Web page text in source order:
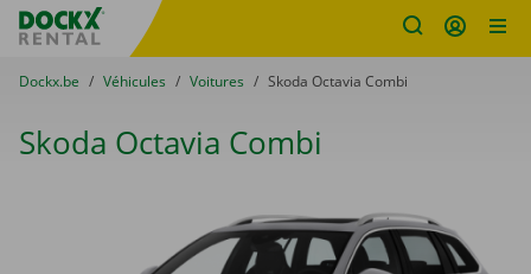
sitename
You are here:
du
Dockx.be to
Véhicules to
Voitures to
Skoda Octavia Combi
Skoda Octavia Combi